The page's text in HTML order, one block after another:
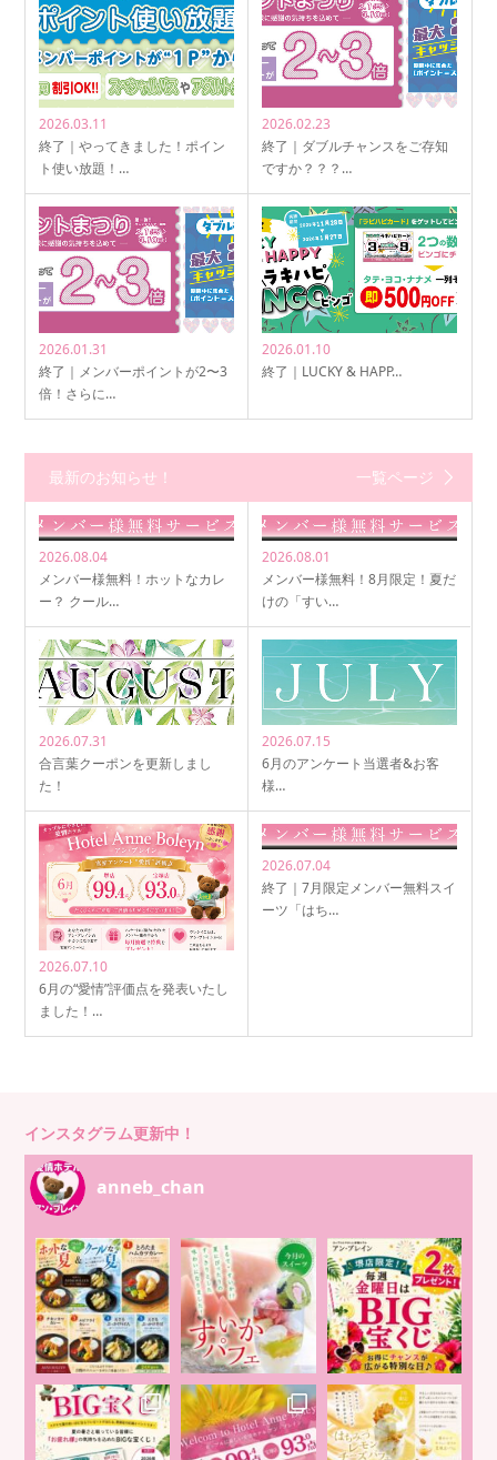
2026.03.11
終了｜やってきました！ポイン
ト使い放題！…
2026.02.23
終了｜ダブルチャンスをご存知
ですか？？？…
2026.01.31
終了｜メンバーポイントが2〜3
倍！さらに…
2026.01.10
終了｜LUCKY & HAPP…
最新のお知らせ！ 一覧ページ
2026.08.04
メンバー様無料！ホットなカレ
ー？ クール…
2026.08.01
メンバー様無料！8月限定！夏だ
けの「すい…
2026.07.31
合言葉クーポンを更新しまし
た！
2026.07.15
6月のアンケート当選者&お客
様…
2026.07.10
6月の“愛情”評価点を発表いたし
ました！…
2026.07.04
終了｜7月限定メンバー無料スイ
ーツ「はち…
インスタグラム更新中！
anneb_chan